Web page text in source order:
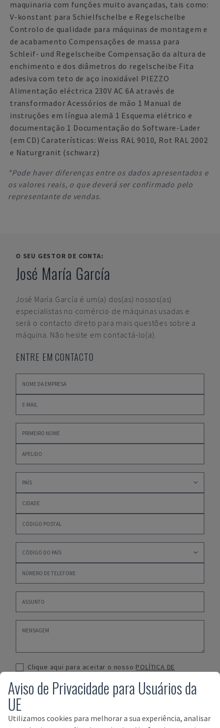
maquinaria com funções muito avançadas, tais como:
V-konstant para Schielfschelbe e Regelschelbe
Controlo de qualidade para máquinas de montagem e
de acabamento Compensações de massa para
Schleif- und Regelscheibe Compensação da altura de
enchimento e dos diâmetros do regelscheibe Fita
adesiva com teto de aço inoxidável PIEZZO
Alimentação eléctrica 230V AC 6A através de
transformador Acessórios de mão 1 Manual de
instruções em língua alemã 1 Esquema elétrico e
documentação 1 Documentação do Software-Lader
(em CD) Caraterísticas: Weiss RAL 9010, Rot RAL 2002
e Naturgranit (schwarz)
*Pode haver diferenças entre os dados apresentados e
os valores reais, o que deverá ser confirmado pelo
representante de vendas.
O SEU GESTOR DE CONTA:
José María García
José María García é um(a) dos(as) nossos(as)
especialistas no comércio de máquinas usadas e
será o contacto direto para mais questões sobre a
máquina. Não hesite em contactá-lo(a).
ENTRE EM CONTACTO
Clique aqui para aceitar o nosso POLÍTICA DE
TERMOS E CONDIÇÕES DE VENDA
SUBMETER
Aviso de Privacidade para Usuários da
UE
Utilizamos cookies para melhorar a sua experiência, analisar